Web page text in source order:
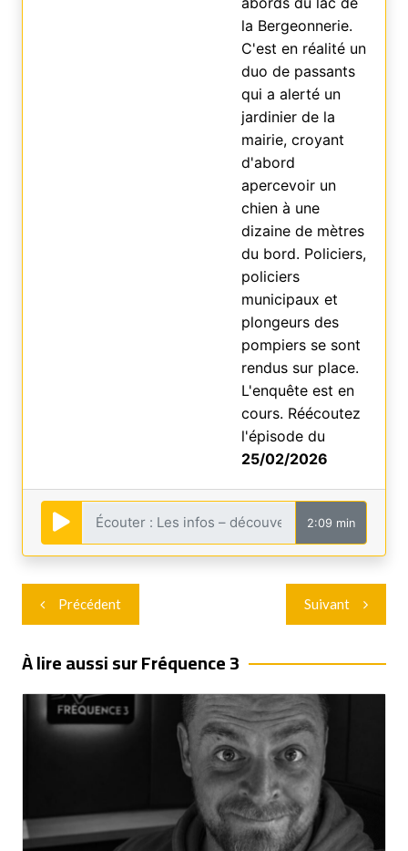
la Bergeonnerie.
C'est en réalité un
duo de passants
qui a alerté un
jardinier de la
mairie, croyant
d'abord
apercevoir un
chien à une
dizaine de mètres
du bord. Policiers,
policiers
municipaux et
plongeurs des
pompiers se sont
rendus sur place.
L'enquête est en
cours. Réécoutez
l'épisode du
25/02/2026
2:09 min
Navigation
de
l’article
Précédent Suivant
À lire aussi sur Fréquence 3